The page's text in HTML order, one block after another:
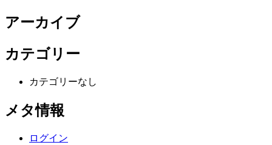
アーカイブ
カテゴリー
カテゴリーなし
メタ情報
ログイン